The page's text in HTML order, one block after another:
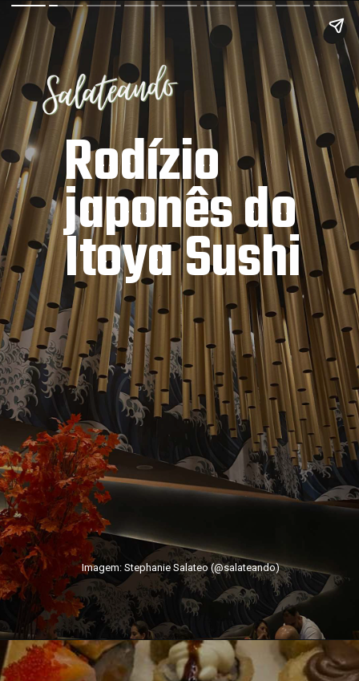
Rodízio
japonês do
Itoya Sushi
Imagem: Stephanie Salateo (@salateando)